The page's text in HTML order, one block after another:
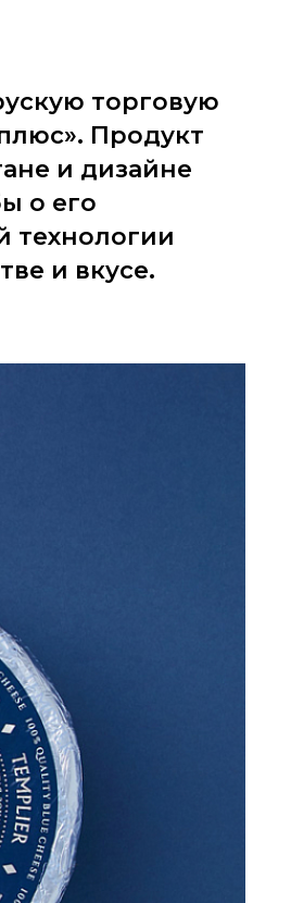
торговую
Продукт
и дизайне
о его
технологии
и вкусе.